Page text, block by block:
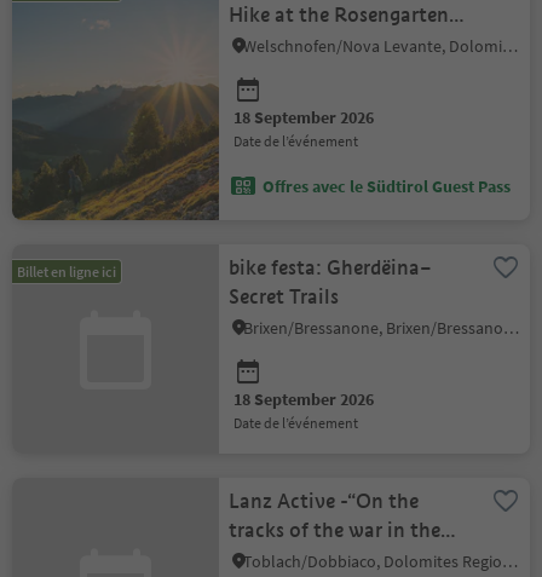
Hike at the Rosengarten
with Breakfast
Welschnofen/Nova Levante, Dolomites Region Eggental
18 September 2026
date de l’événement
Offres avec le Südtirol Guest Pass
Billet en ligne ici
bike festa: Gherdëina–
Secret Trails
Brixen/Bressanone, Brixen/Bressanone and environs
18 September 2026
date de l’événement
Lanz Active -“On the
tracks of the war in the
Dolomites"
Toblach/Dobbiaco, Dolomites Region 3 Zinnen